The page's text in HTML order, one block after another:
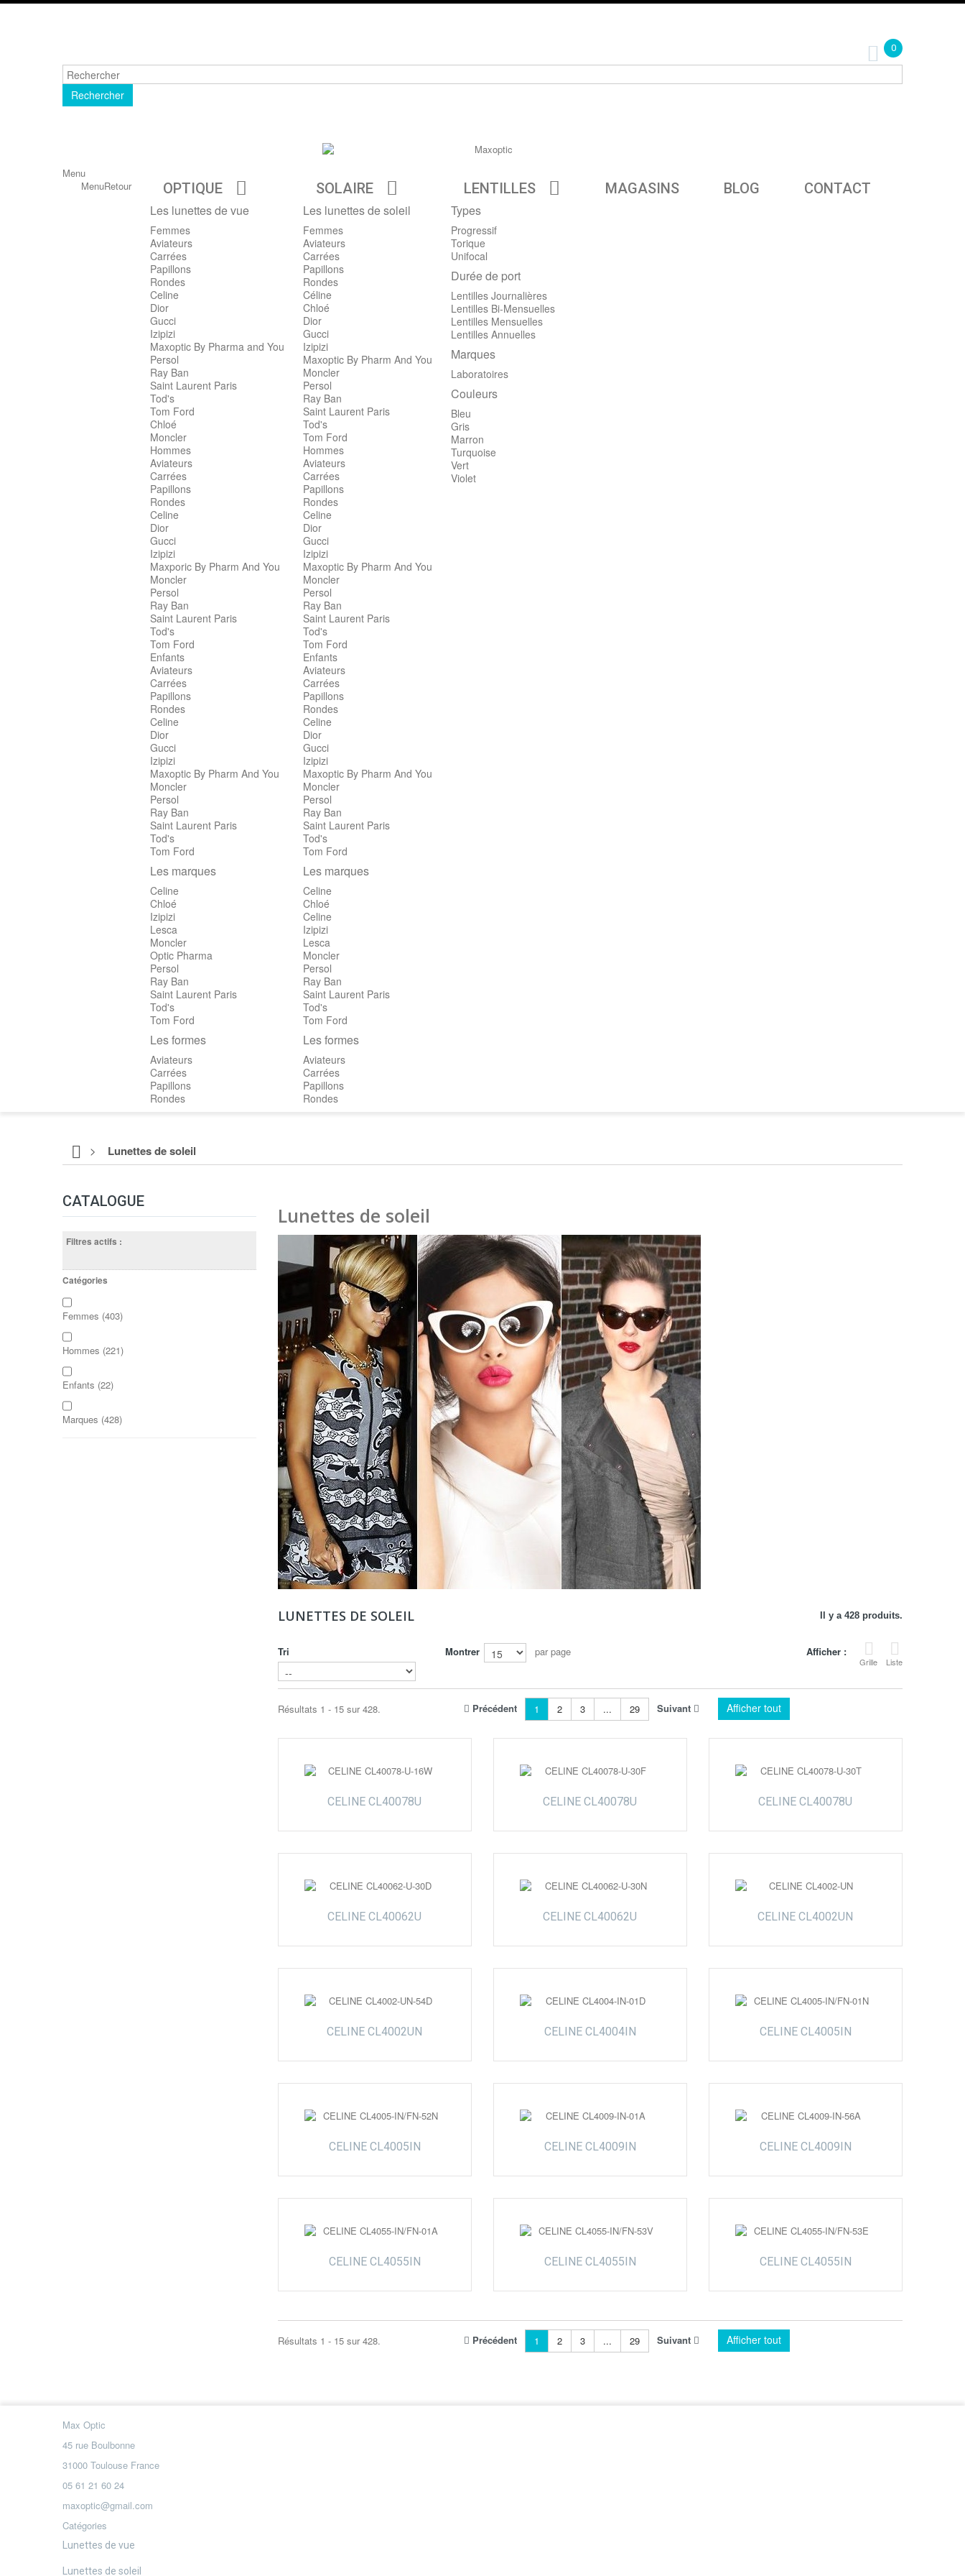
0
Rechercher
Menu
MenuRetour OPTIQUE
Les lunettes de vue
Femmes
Aviateurs
Carrées
Papillons
Rondes
Celine
Dior
Gucci
Izipizi
Maxoptic By Pharma and You
Persol
Ray Ban
Saint Laurent Paris
Tod's
Tom Ford
Chloé
Moncler
Hommes
Aviateurs
Carrées
Papillons
Rondes
Celine
Dior
Gucci
Izipizi
Maxporic By Pharm And You
Moncler
Persol
Ray Ban
Saint Laurent Paris
Tod's
Tom Ford
Enfants
Aviateurs
Carrées
Papillons
Rondes
Celine
Dior
Gucci
Izipizi
Maxoptic By Pharm And You
Moncler
Persol
Ray Ban
Saint Laurent Paris
Tod's
Tom Ford
Les marques
Celine
Chloé
Izipizi
Lesca
Moncler
Optic Pharma
Persol
Ray Ban
Saint Laurent Paris
Tod's
Tom Ford
Les formes
Aviateurs
Carrées
Papillons
Rondes
SOLAIRE
Les lunettes de soleil
Femmes
Aviateurs
Carrées
Papillons
Rondes
Céline
Chloé
Dior
Gucci
Izipizi
Maxoptic By Pharm And You
Moncler
Persol
Ray Ban
Saint Laurent Paris
Tod's
Tom Ford
Hommes
Aviateurs
Carrées
Papillons
Rondes
Celine
Dior
Gucci
Izipizi
Maxoptic By Pharm And You
Moncler
Persol
Ray Ban
Saint Laurent Paris
Tod's
Tom Ford
Enfants
Aviateurs
Carrées
Papillons
Rondes
Celine
Dior
Gucci
Izipizi
Maxoptic By Pharm And You
Moncler
Persol
Ray Ban
Saint Laurent Paris
Tod's
Tom Ford
Les marques
Celine
Chloé
Celine
Izipizi
Lesca
Moncler
Persol
Ray Ban
Saint Laurent Paris
Tod's
Tom Ford
Les formes
Aviateurs
Carrées
Papillons
Rondes
LENTILLES
Types
Progressif
Torique
Unifocal
Durée de port
Lentilles Journalières
Lentilles Bi-Mensuelles
Lentilles Mensuelles
Lentilles Annuelles
Marques
Laboratoires
Couleurs
Bleu
Gris
Marron
Turquoise
Vert
Violet
MAGASINS BLOG CONTACT
> Lunettes de soleil
CATALOGUE
Filtres actifs :
Catégories
Femmes (403)
Hommes (221)
Enfants (22)
Marques (428)
Lunettes de soleil
LUNETTES DE SOLEIL Il y a 428 produits.
Afficher :
Grille Liste
Tri Montrer par page
Afficher tout
Précédent 1 2 3 ... 29 Suivant
Résultats 1 - 15 sur 428.
CELINE CL40078U CELINE CL40078U CELINE CL40078U
CELINE CL40062U CELINE CL40062U CELINE CL4002UN
CELINE CL4002UN CELINE CL4004IN CELINE CL4005IN
CELINE CL4005IN CELINE CL4009IN CELINE CL4009IN
CELINE CL4055IN CELINE CL4055IN CELINE CL4055IN
Afficher tout
Précédent 1 2 3 ... 29 Suivant
Résultats 1 - 15 sur 428.
Max Optic
45 rue Boulbonne
31000 Toulouse France
05 61 21 60 24
maxoptic@gmail.com
Catégories
Lunettes de vue
Lunettes de soleil